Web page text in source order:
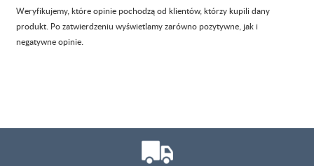
Weryfikujemy, które opinie pochodzą od klientów, którzy kupili dany
produkt. Po zatwierdzeniu wyświetlamy zarówno pozytywne, jak i
negatywne opinie.